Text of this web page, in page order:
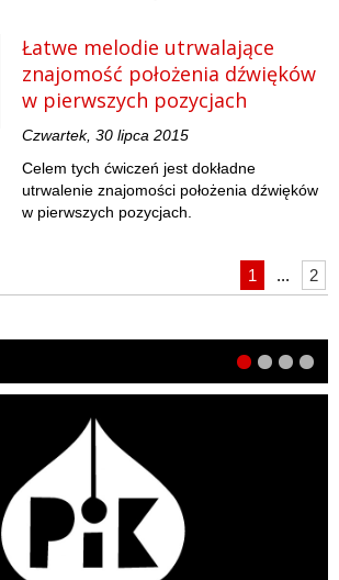
Łatwe melodie utrwalające
znajomość położenia dźwięków
w pierwszych pozycjach
Czwartek, 30 lipca 2015
Celem tych ćwiczeń jest dokładne
utrwalenie znajomości położenia dźwięków
w pierwszych pozycjach.
1 ... 2